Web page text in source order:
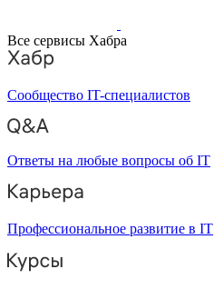
Все сервисы Хабра
Сообщество IT-специалистов
Ответы на любые вопросы об IT
Профессиональное развитие в IT